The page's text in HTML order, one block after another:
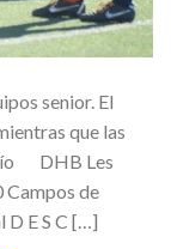
senior. El
que las
DHB Les
Campos de
D E S C […]